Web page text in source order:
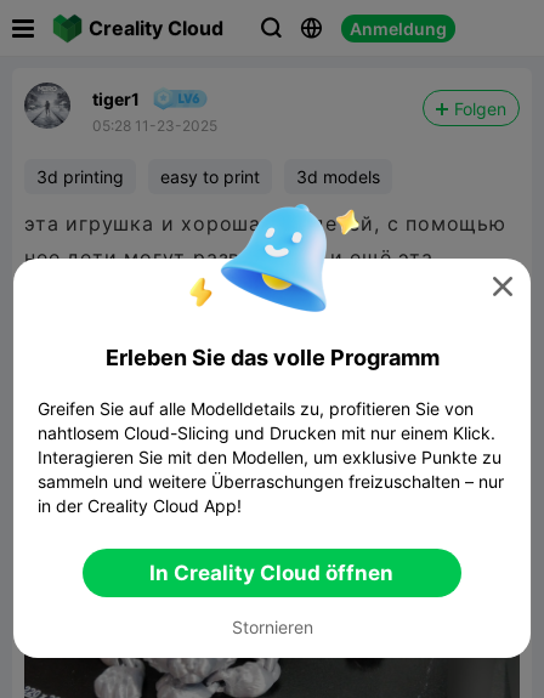
Creality Cloud   Anmeldung
tiger1
05:28 11-23-2025
Folgen
3d printing easy to print 3d models
эта игрушка и хороша для детей, с помощью
нее дети могут развиваться,и ещё эта
игрушка крепкая если поставить заполнение
This toy is good for children, with the help of it
if you set the filling to 40%.

Erleben Sie das volle Programm
Greifen Sie auf alle Modelldetails zu, profitieren Sie von
nahtlosem Cloud-Slicing und Drucken mit nur einem Klick.
Interagieren Sie mit den Modellen, um exklusive Punkte zu
sammeln und weitere Überraschungen freizuschalten – nur
in der Creality Cloud App!
In Creality Cloud öffnen
Stornieren